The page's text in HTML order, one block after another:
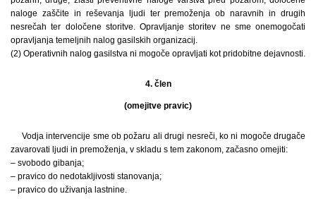
naloge zaščite in reševanja ljudi ter premoženja ob naravnih in drugih
nesrečah ter določene storitve. Opravljanje storitev ne sme onemogočati
opravljanja temeljnih nalog gasilskih organizacij.
(2) Operativnih nalog gasilstva ni mogoče opravljati kot pridobitne dejavnosti.
4. člen
(omejitve pravic)
Vodja intervencije sme ob požaru ali drugi nesreči, ko ni mogoče drugače
zavarovati ljudi in premoženja, v skladu s tem zakonom, začasno omejiti:
– svobodo gibanja;
– pravico do nedotakljivosti stanovanja;
– pravico do uživanja lastnine.